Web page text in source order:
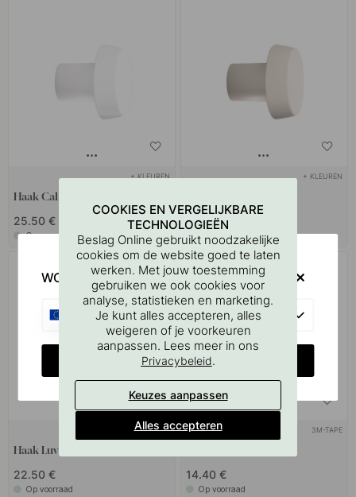
+ KLEUREN
Haak Caligola - Wit
25.50 €
Op voorraad
+ KLEUREN
25.50 €
Op voorraad
+ KLEUREN
Haak Luv - Mat Wit
22.50 €
Op voorraad
3M-TAPE
14.40 €
Op voorraad
COOKIES EN VERGELIJKBARE
TECHNOLOGIEËN
Beslag Online gebruikt noodzakelijke
cookies om de website goed te laten
werken. Met jouw toestemming
gebruiken we ook cookies voor
analyse, statistieken en marketing.
Je kunt alles accepteren, alles
weigeren of je voorkeuren
aanpassen. Lees meer in ons
Privacybeleid.
Keuzes aanpassen
Alles accepteren
WOULD YOU RATHER VISIT?
CHANGE COUNTRY